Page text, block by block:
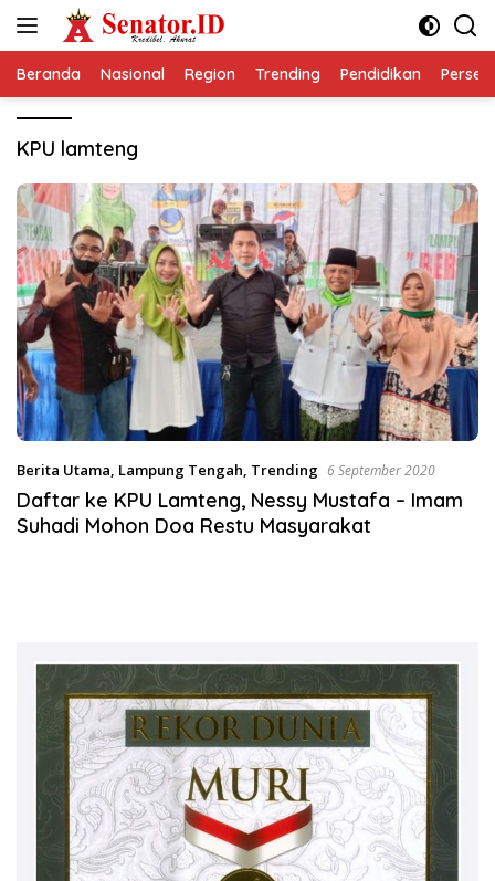
Beranda Nasional Region Trending Pendidikan
KPU lamteng
Berita Utama, Lampung Tengah, Trending 6 September 2020
Daftar ke KPU Lamteng, Nessy Mustafa – Imam
Suhadi Mohon Doa Restu Masyarakat